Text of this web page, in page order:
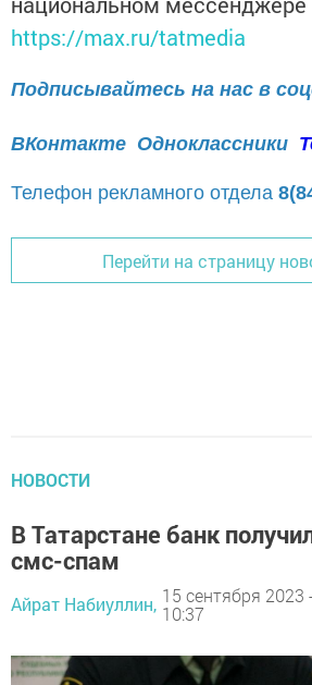
https://max.ru/tatmedia
Подписывайтесь на нас в
ВКонтакте Одноклассники
Телефон рекламного отдела
Перейти на страницу
НОВОСТИ
В Татарстане банк
смс-спам
Айрат Набиуллин, 15 сентября 2023 -
10:37